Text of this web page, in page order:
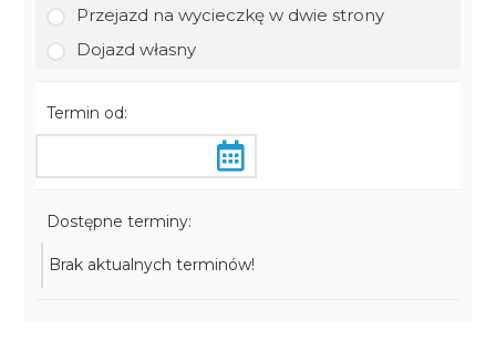
Przejazd na wycieczkę w dwie strony
Dojazd własny
Termin od:
Dostępne terminy:
Brak aktualnych terminów!